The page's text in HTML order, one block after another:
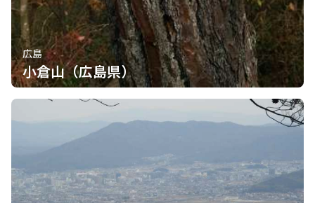
広島
小倉山（広島県）